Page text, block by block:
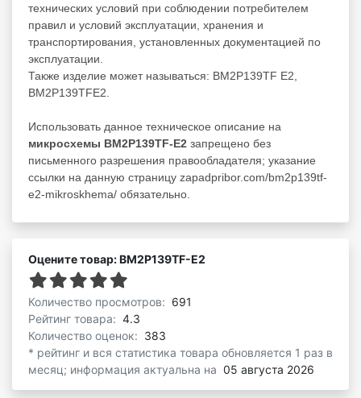
технических условий при соблюдении потребителем
правил и условий эксплуатации, хранения и
транспортирования, установленных документацией по
эксплуатации.
Также изделие может называться: BM2P139TF E2,
BM2P139TFE2.
Использовать данное техническое описание на
микросхемы BM2P139TF-E2 запрещено без
письменного разрешения правообладателя; указание
ссылки на данную страницу zapadpribor.com/bm2p139tf-
e2-mikroskhema/ обязательно.
Оцените товар: BM2P139TF-E2
Количество просмотров: 691
Рейтинг товара: 4.3
Количество оценок: 383
* рейтинг и вся статистика товара обновляется 1 раз в
месяц; информация актуальна на 05 августа 2026